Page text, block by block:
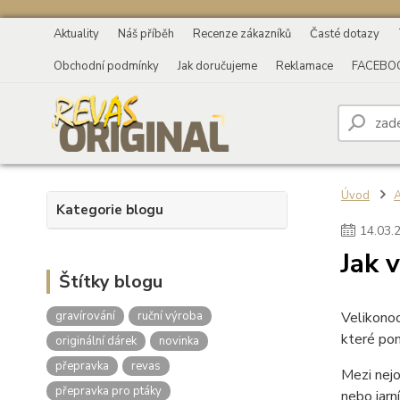
Aktuality Náš příběh Recenze zákazníků Časté dotazy
Obchodní podmínky
Jak doručujeme Reklamace
Kategorie blogu
Štítky blogu
gravírování
ruční výroba
originální dárek
novinka
přepravka
revas
přepravka pro ptáky
Úvod
14.03.
Jak
které
Mezi